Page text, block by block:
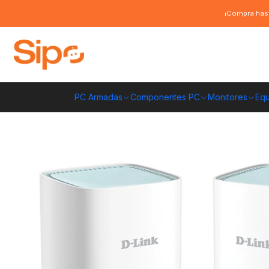
PC Armadas Componentes PC Monitores
¡Compra
Router Sistema Wi-Fi Mesh D-